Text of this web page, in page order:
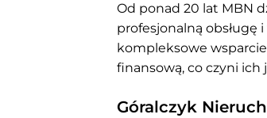
Od ponad 20 lat MBN
profesjonalną obsługę
kompleksowe
finansową, co czyni
Góralczyk